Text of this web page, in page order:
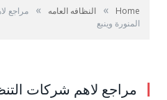
Home
» النظافه العامه »
مراجع
المنورة وينبع
مراجع لاهم شركات